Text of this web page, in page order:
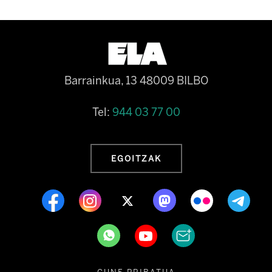
Barrainkua, 13 48009 BILBO
Tel: 944 03 77 00
EGOITZAK